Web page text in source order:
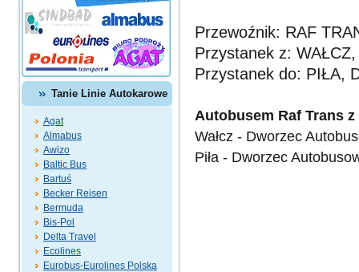
Tanie Linie Autokarowe
Agat
Almabus
Awizo
Baltic Bus
Bartuś
Becker Reisen
Bermuda
Bis-Pol
Delta Travel
Ecolines
Eurobus-Eurolines Polska
Przewoźnik: RAF
Przystanek z:
Przystanek do: PIŁA,
Autobusem Raf Trans z
Wałcz - Dworzec
Piła - Dworzec